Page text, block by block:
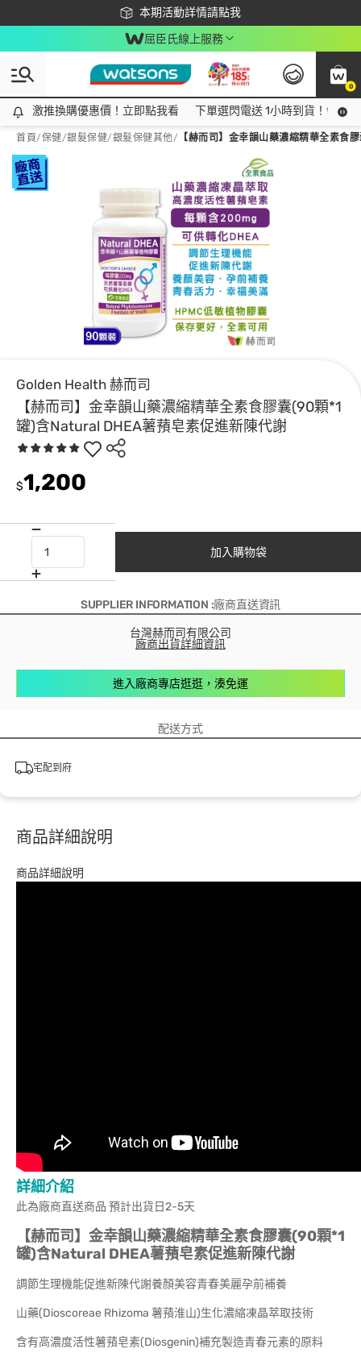
本期活動詳情請點我
下載app最高回饋$350
屈臣氏線上服務
0
激推換購優惠價！立即點我看
激推換購優惠價！立即點我看 下單選閃電送 1小時到貨！領神
首頁/保健/銀髮保健/銀髮保健其他/ 【赫而司】金幸韻山藥濃縮精華全素
Golden Health 赫而司
【赫而司】金幸韻山藥濃縮精華全素食膠囊(90顆*1
罐)含Natural DHEA薯蕷皂素促進新陳代謝
$1,200
加入購物袋
SUPPLIER INFORMATION :廠商直送資訊
台灣赫而司有限公司
廠商出貨詳細資訊
進入廠商專店逛逛，湊免運
配送方式
宅配到府
商品詳細說明
商品詳細說明
詳細介紹
此為廠商直送商品 預計出貨日2-5天
【赫而司】金幸韻山藥濃縮精華全素食膠囊(90顆*1
罐)含Natural DHEA薯蕷皂素促進新陳代謝
調節生理機能促進新陳代謝養顏美容青春美麗孕前補養
山藥(Dioscoreae Rhizoma 薯蕷淮山)生化濃縮凍晶萃取技術
含有高濃度活性薯蕷皂素(Diosgenin)補充製造青春元素的原料